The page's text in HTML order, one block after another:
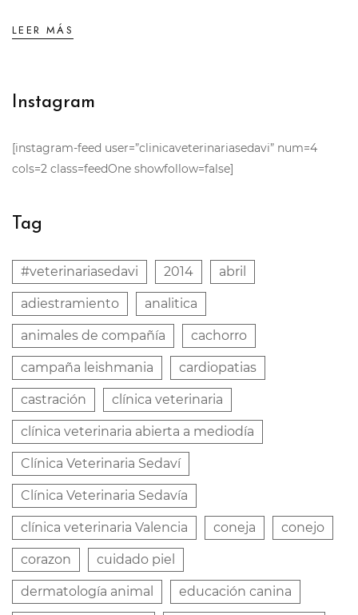
LEER MÁS
Instagram
[instagram-feed user=”clinicaveterinariasedavi” num=4
cols=2 class=feedOne showfollow=false]
Tag
#veterinariasedavi 2014 abril
adiestramiento analitica
animales de compañía cachorro
campaña leishmania cardiopatias
castración clínica veterinaria
clínica veterinaria abierta a mediodía
Clínica Veterinaria Sedaví
Clínica Veterinaria Sedavía
clínica veterinaria Valencia coneja conejo
corazon cuidado piel
dermatología animal educación canina